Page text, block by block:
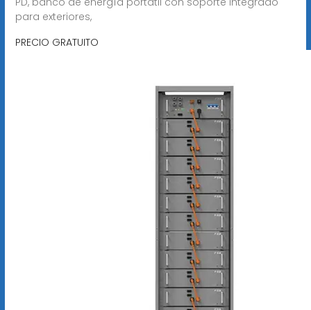
para exteriores,
PRECIO GRATUITO